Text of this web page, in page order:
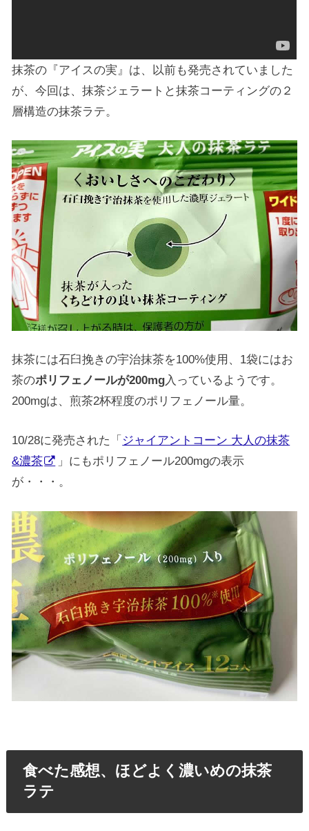
抹茶の『アイスの実』は、以前も発売されていました
が、今回は、抹茶ジェラートと抹茶コーティングの２
層構造の抹茶ラテ。
抹茶には石臼挽きの宇治抹茶を100%使用、1袋にはお
茶のポリフェノールが200mg入っているようです。
200mgは、煎茶2杯程度のポリフェノール量。
10/28に発売された「 ジャイアントコーン 大人の抹茶
&濃茶
」にもポリフェノール200mgの表示
が・・・。
食べた感想、ほどよく濃いめの抹茶
ラテ